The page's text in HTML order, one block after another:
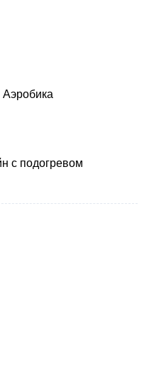
Аэробика
с подогревом